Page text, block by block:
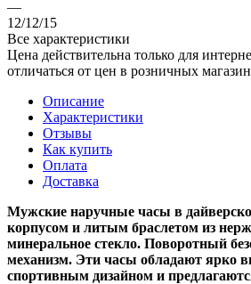
—
12/12/15
Все характеристики
Цена действительна только для
отличаться от цен в розничных
Описание
Характеристики
Отзывы
Как купить
Оплата
Доставка
Мужские наручные часы в
корпусом и литым браслетом из
минеральное стекло. Поворотный
механизм. Эти часы обладают ярко
спортивным дизайном и